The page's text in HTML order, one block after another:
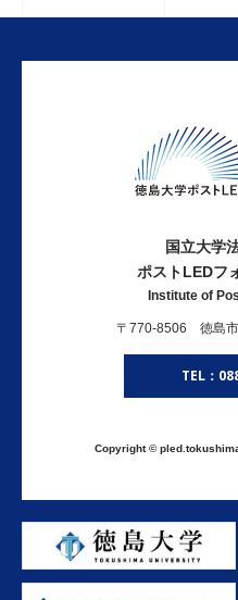
国立大学
ポストLEDフ
Institute of
〒770-8506 徳島市
TEL：
Copyright ©